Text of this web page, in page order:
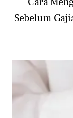
Sebelum